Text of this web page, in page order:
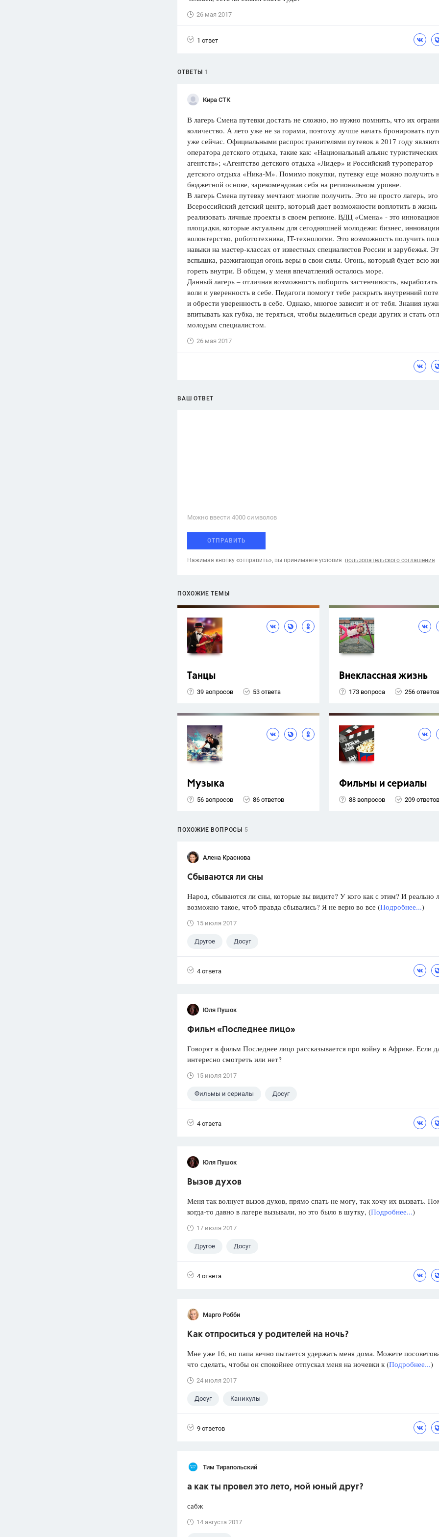
Вузы
Олимпиады
Spotlight
Красота,
26 мая 2017
1 ответ
ОТВЕТЫ 1
Кира СТК
В лагерь Смена путевки достать не сложно, но нужно помнить, что их
количество. А лето уже не за горами, поэтому лучше начать бронировать
уже сейчас. Официальными распространителями путевок в 2017 году
оператора детского отдыха, такие как: «Национальный альянс туристических
агентств»; «Агентство детского отдыха «Лидер» и Российский туроператор
детского отдыха «Ника-М». Помимо покупки, путевку еще можно получить
бюджетной основе, зарекомендовав себя на региональном уровне.
В лагерь Смена путевку мечтают многие получить. Это не просто лагерь, это
Всероссийский детский центр, который дает возможности воплотить в жизнь
реализовать личные проекты в своем регионе. ВДЦ «Смена» - это
площадки, которые актуальны для сегодняшней молодежи: бизнес,
волонтерство, робототехника, IT-технологии. Это возможность получить
навыки на мастер-классах от известных специалистов России и зарубежья.
вспышка, разжигающая огонь веры в свои силы. Огонь, который будет всю
гореть внутри. В общем, у меня впечатлений осталось море.
Данный лагерь – отличная возможность побороть застенчивость,
воли и уверенность в себе. Педагоги помогут тебе раскрыть внутренний
и обрести уверенность в себе. Однако, многое зависит и от тебя. Знания
впитывать как губка, не теряться, чтобы выделиться среди других и стать
молодым специалистом.
26 мая 2017
ВАШ ОТВЕТ
Можно ввести 4000 cимволов
ОТПРАВИТЬ
Нажимая кнопку «отправить», вы принимаете условия пользовательского соглашения
ПОХОЖИЕ ТЕМЫ
Танцы
39 вопросов 53 ответа
Внеклассная жизнь
173 вопроса 256 ответов
Музыка
56 вопросов 86 ответов
Фильмы и сериалы
88 вопросов 209 ответов
ПОХОЖИЕ ВОПРОСЫ 5
Алена Краснова
Сбываются ли сны
Народ, сбываются ли сны, которые вы видите? У кого как с этим? И реально
возможно такое, чтоб правда сбывались? Я не верю во все (Подробнее...)
15 июля 2017
Другое Досуг
4 ответа
Юля Пушок
Фильм «Последнее лицо»
Говорят в фильм Последнее лицо рассказывается про войну в Африке. Если
интересно смотреть или нет?
15 июля 2017
Фильмы и сериалы Досуг
4 ответа
Юля Пушок
Вызов духов
Меня так волнует вызов духов, прямо спать не могу, так хочу их вызвать.
когда-то давно в лагере вызывали, но это было в шутку, (Подробнее...)
17 июля 2017
Другое Досуг
4 ответа
Марго Робби
Как отпроситься у родителей на ночь?
Мне уже 16, но папа вечно пытается удержать меня дома. Можете
что сделать, чтобы он спокойнее отпускал меня на ночевки к (Подробнее...)
24 июля 2017
Досуг Каникулы
9 ответов
Тим Тирапольский
а как ты провел это лето, мой юный друг?
сабж
14 августа 2017